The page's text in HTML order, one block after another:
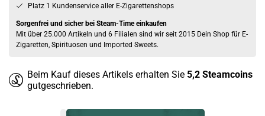
Platz 1 Kundenservice aller E-Zigarettenshops
Sorgenfrei und sicher bei Steam-Time einkaufen
Mit über 25.000 Artikeln und 6 Filialen sind wir seit 2015 Dein Shop für E-
Zigaretten, Spirituosen und Imported Sweets.
Beim Kauf dieses Artikels erhalten Sie 5,2 Steamcoins
gutgeschrieben.